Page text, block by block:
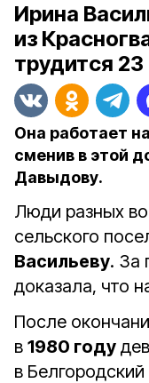
Ирина
из
трудится 23
Она работает
сменив в этой
Давыдову.
Люди разных
сельского
Васильеву. За
доказала, что
После
в 1980 году
в Белгородский